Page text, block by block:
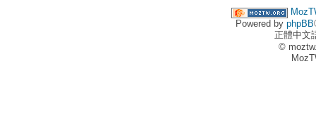
Powered by phpBB
正體中文
©